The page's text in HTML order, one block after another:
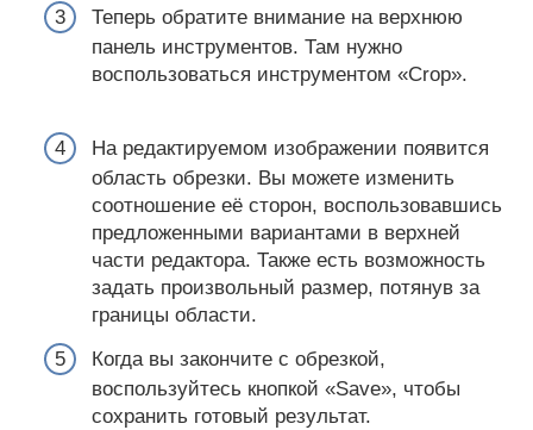
Теперь обратите внимание на верхнюю
панель инструментов. Там нужно
воспользоваться инструментом «Crop».
На редактируемом изображении появится
область обрезки. Вы можете изменить
соотношение её сторон, воспользовавшись
предложенными вариантами в верхней
части редактора. Также есть возможность
задать произвольный размер, потянув за
границы области.
Когда вы закончите с обрезкой,
воспользуйтесь кнопкой «Save», чтобы
сохранить готовый результат.